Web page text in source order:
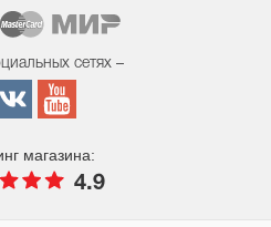
сетях –
магазина:
4.9